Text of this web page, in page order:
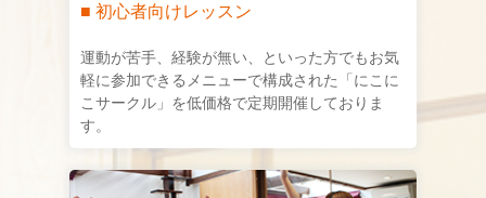
■ 初心者向けレッスン
運動が苦手、経験が無い、といった方でもお気
軽に参加できるメニューで構成された「にこに
こサークル」を低価格で定期開催しておりま
す。